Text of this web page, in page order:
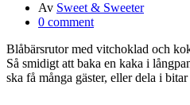
Av Sweet & Sweeter
0 comment
Blåbärsrutor med vitchoklad och
Så smidigt att baka en kaka i
ska få många gäster, eller dela i